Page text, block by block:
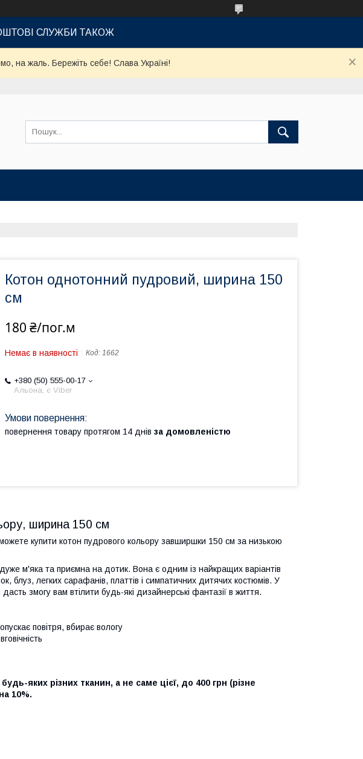
СЛУЖБИ ТАКОЖ
на жаль. Бережіть себе! Слава Україні!
Котон однотонний пудровий, ширина 150
см
180 ₴/пог.м
Немає в наявності Код: 1662
+380 (50) 555-00-17
Альона, є Viber
повернення товару протягом 14 днів за домовленістю
ширина 150 см
купити котон пудрового кольору завширшки 150 см за низькою
м'яка та приємна на дотик. Вона є одним із найкращих варіантів
блуз, легких сарафанів, платтів і симпатичних дитячих костюмів. У
змогу вам втілити будь-які дизайнерські фантазії в життя.
повітря, вбирає вологу
яких різних тканин, а не саме цієї, до 400 грн (різне
10%.